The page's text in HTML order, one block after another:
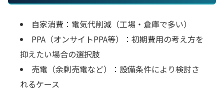
自家消費：電気代削減（工場・倉庫で多い）
PPA（オンサイトPPA等）：初期費用の考え方を
抑えたい場合の選択肢
売電（余剰売電など）：設備条件により検討さ
れるケース